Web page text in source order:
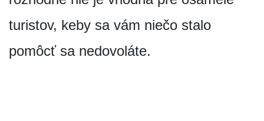
turistov, keby sa vám niečo stalo
pomôcť sa nedovoláte.